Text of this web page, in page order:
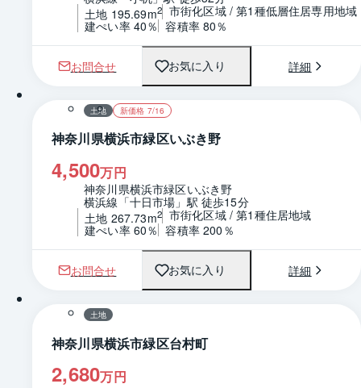
土地 195.69m2 市街化区域 / 第1種低層住居専用地域
建ぺい率 40％ 容積率 80％
お問合せ お気に入り 詳細
1 / 0 区画図
土地 新価格 7/16
神奈川県横浜市緑区いぶき野
4,500万円
神奈川県横浜市緑区いぶき野
横浜線「十日市場」駅 徒歩15分
土地 267.73m2 市街化区域 / 第1種住居地域
建ぺい率 60％ 容積率 200％
お問合せ お気に入り 詳細
1 / 0 区画図
土地
神奈川県横浜市緑区台村町
2,680万円